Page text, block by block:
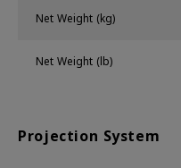
Net Weight (kg)
Net Weight (lb)
Projection System